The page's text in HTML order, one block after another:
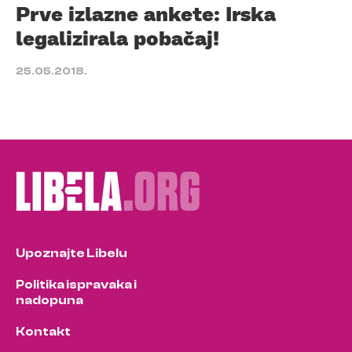
Prve izlazne ankete: Irska
legalizirala pobačaj!
25.05.2018.
Upoznajte Libelu
Politika ispravaka i
nadopuna
Kontakt